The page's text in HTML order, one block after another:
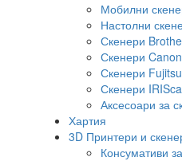
Мобилни
Настолни
Скенери
Скенери Canon
Скенери Fujitsu
Скенери
Аксесоари за
Хартия
3D Принтери и
Консумативи